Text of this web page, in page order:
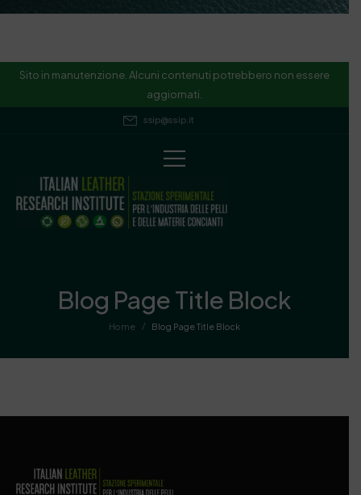
Sito in manutenzione. Alcuni contenuti potrebbero non essere
aggiornati.
ssip@ssip.it
Blog Page Title Block
Home / Blog Page Title Block